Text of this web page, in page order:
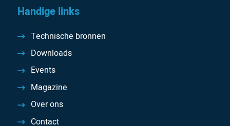
Handige links
Technische bronnen
Downloads
Events
Magazine
Over ons
Contact